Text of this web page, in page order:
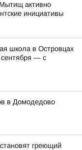
активно
инициативы
школа в Островцах
сентября — с
в Домодедово
греющий